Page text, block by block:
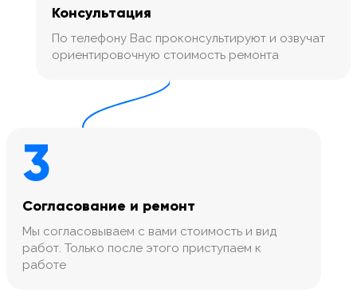
Консультация
По телефону Вас проконсультируют и озвучат
ориентировочную стоимость ремонта
3
Согласование и ремонт
Мы согласовываем с вами стоимость и вид
работ. Только после этого приступаем к
работе